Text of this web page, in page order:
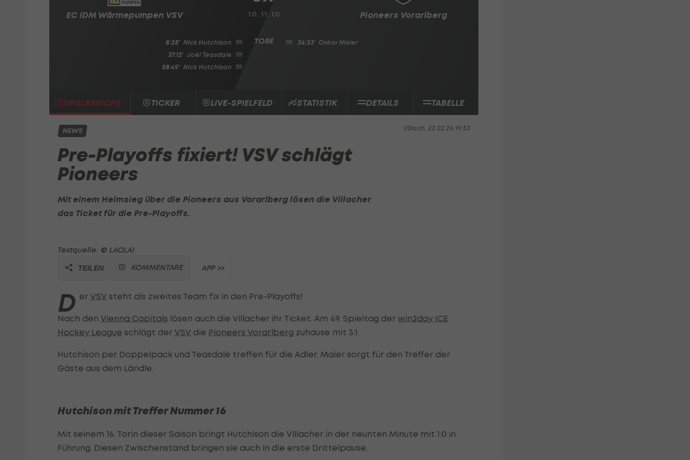
EC iDM Wärmepumpen VSV Pioneers Vorarlberg
1:0 , 1:1 , 1:0
8:28' Nick Hutchison
37:12' Joël Teasdale
58:49' Nick Hutchison
36:33' Oskar Maier
SPIELBERICHT TICKER LIVE-SPIELFELD STATISTIK DETAILS TABELLE
Villach, 22.02.26 19:53
NEWS
Pre-Playoffs fixiert! VSV schlägt
Pioneers
Mit einem Heimsieg über die Pioneers aus Vorarlberg lösen die Villacher
das Ticket für die Pre-Playoffs.
Textquelle: © LAOLA1
TEILEN KOMMENTARE APP >>
D er VSV steht als zweites Team fix in den Pre-Playoffs!
Nach den Vienna Capitals lösen auch die Villacher ihr Ticket. Am 49. Spieltag der win2day ICE
Hockey League schlägt der VSV die Pioneers Vorarlberg zuhause mit 3:1.
Hutchison per Doppelpack und Teasdale treffen für die Adler, Maier sorgt für den Treffer der
Gäste aus dem Ländle.
Hutchison mit Treffer Nummer 16
Mit seinem 16. Torin dieser Saison bringt Hutchison die Villacher in der neunten Minute mit 1:0 in
Führung. Diesen Zwischenstand bringen sie auch in die erste Drittelpause.